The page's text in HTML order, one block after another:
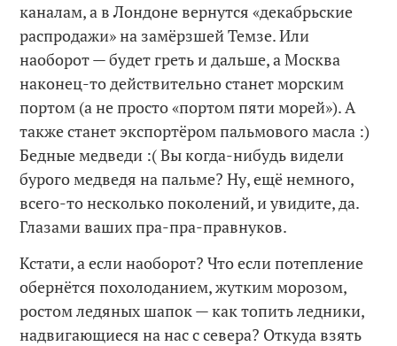
каналам, а в Лондоне вернутся «декабрьские
распродажи» на замёрзшей Темзе. Или
наоборот — будет греть и дальше, а Москва
наконец-то действительно станет морским
портом (а не просто «портом пяти морей»). А
также станет экспортёром пальмового масла :)
Бедные медведи :( Вы когда-нибудь видели
бурого медведя на пальме? Ну, ещё немного,
всего-то несколько поколений, и увидите, да.
Глазами ваших пра-пра-правнуков.
Кстати, а если наоборот? Что если потепление
обернётся похолоданием, жутким морозом,
ростом ледяных шапок — как топить ледники,
надвигающиеся на нас с севера? Откуда взять